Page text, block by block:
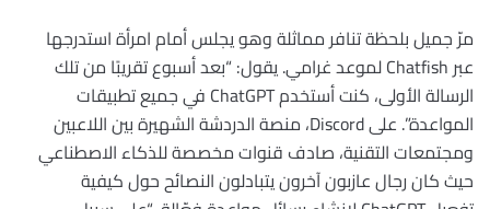
مرّ جميل بلحظة تنافر مماثلة وهو يجلس أمام امرأة استدرجها
عبر Chatfish لموعد غرامي. يقول: “بعد أسبوع تقريبًا من تلك
الرسالة الأولى، كنت أستخدم ChatGPT في جميع تطبيقات
المواعدة”. على Discord، منصة الدردشة الشهيرة بين اللاعبين
ومجتمعات التقنية، صادف قنوات مخصصة للذكاء الاصطناعي
حيث كان رجال عازبون آخرون يتبادلون النصائح حول كيفية